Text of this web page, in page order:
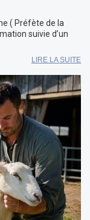
( Préfète de la
suivie d’un
LIRE LA SUITE